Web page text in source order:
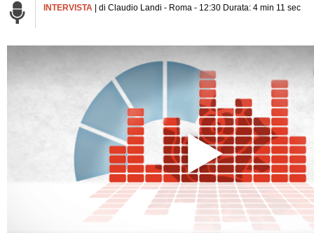
INTERVISTA | di Claudio Landi - Roma - 12:30 Durata: 4 min 11 sec